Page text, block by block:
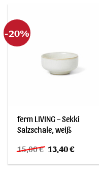
-20%
ferm LIVING – Sekki
Salzschale, weiß
15,00€ Ursprünglicher
Preis
war:
13,40€Aktueller
ist: